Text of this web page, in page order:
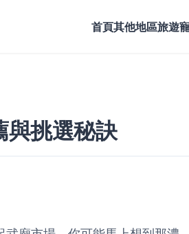
首頁其他地區旅遊
與挑選秘訣